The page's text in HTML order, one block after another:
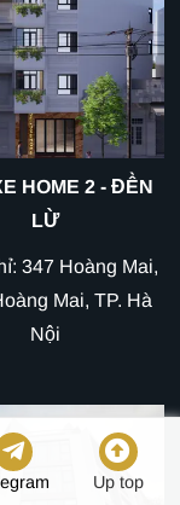
HOME 2 - ĐỀN
LỪ
347 Hoàng Mai,
Mai, TP. Hà
Nội
Up top